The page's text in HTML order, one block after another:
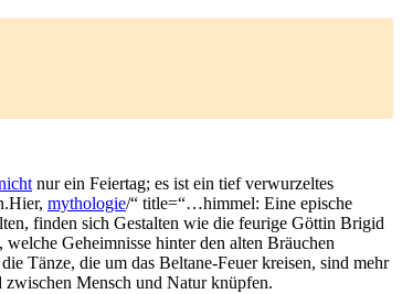
nur ⁤ein Feiertag; es ist ein tief verwurzeltes
mythologie/“ title=“…himmel: Eine epische
finden sich Gestalten wie die feurige Göttin Brigid
⁢Geheimnisse hinter⁣ den alten Bräuchen⁣
⁣Tänze, ⁢die ⁣um das Beltane-Feuer kreisen, sind mehr
zwischen Mensch und Natur knüpfen.